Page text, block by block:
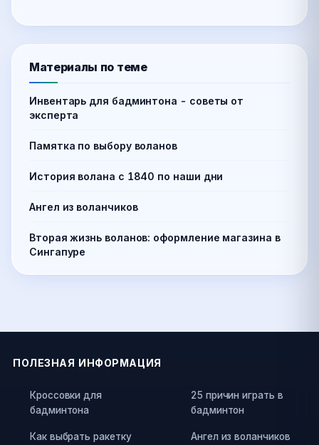
Материалы по теме
Инвентарь для бадминтона - советы от
эксперта
Памятка по выбору воланов
История волана с 1840 по наши дни
Ангел из воланчиков
Вторая жизнь воланов: оформление магазина в
Сингапуре
ПОЛЕЗНАЯ ИНФОРМАЦИЯ
Кроссовки для
бадминтона
Как выбрать ракетку
25 причин играть в
бадминтон
Ангел из воланчиков